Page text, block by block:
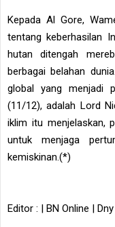
Kepada Al Gore,
tentang keberhasilan
hutan ditengah
berbagai belahan
global yang menjadi
(11/12), adalah Lord
iklim itu menjelaskan,
untuk menjaga
kemiskinan.(*)
Editor : | BN Online | Dny